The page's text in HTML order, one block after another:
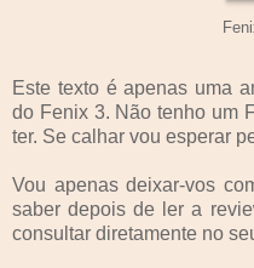
Este texto é apenas uma
do Fenix 3. Não tenho um
ter. Se calhar vou esperar
Vou apenas deixar-vos
saber depois de ler a
consultar diretamente no